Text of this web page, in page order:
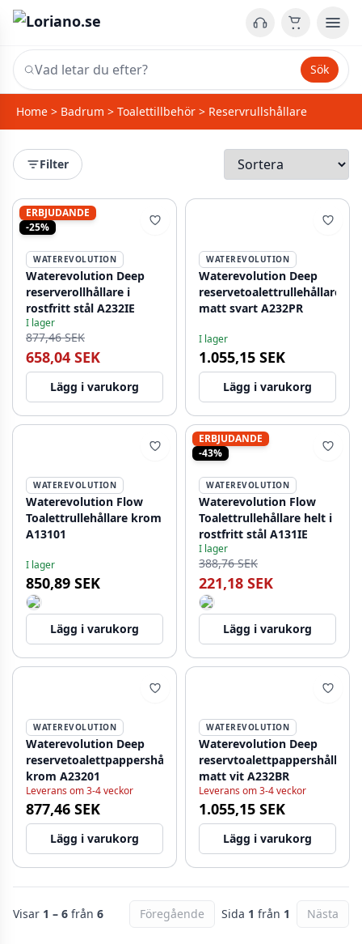
Sök
Home > Badrum > Toalettillbehör > Reservrullshållare
Filter
ERBJUDANDE
-25%
WATEREVOLUTION
Waterevolution Deep
reserverollhållare i
rostfritt stål A232IE
I lager
877,46 SEK
658,04 SEK
Lägg i varukorg
WATEREVOLUTION
Waterevolution Deep
reservetoalettrullehållare
matt svart A232PR
I lager
1.055,15 SEK
Lägg i varukorg
WATEREVOLUTION
Waterevolution Flow
Toalettrullehållare krom
A13101
I lager
850,89 SEK
Lägg i varukorg
ERBJUDANDE
-43%
WATEREVOLUTION
Waterevolution Flow
Toalettrullehållare helt i
rostfritt stål A131IE
I lager
388,76 SEK
221,18 SEK
Lägg i varukorg
WATEREVOLUTION
Waterevolution Deep
reservetoalettpappershållare
krom A23201
Leverans om 3-4 veckor
877,46 SEK
Lägg i varukorg
WATEREVOLUTION
Waterevolution Deep
reservtoalettpappershållare
matt vit A232BR
Leverans om 3-4 veckor
1.055,15 SEK
Lägg i varukorg
Visar 1 – 6 från 6 Föregående Sida 1 från 1 Nästa